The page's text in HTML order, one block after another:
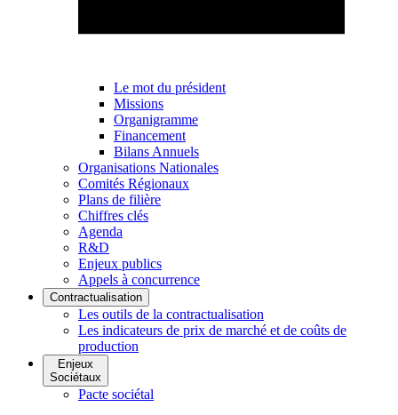
Le mot du président
Missions
Organigramme
Financement
Bilans Annuels
Organisations Nationales
Comités Régionaux
Plans de filière
Chiffres clés
Agenda
R&D
Enjeux publics
Appels à concurrence
Contractualisation
Les outils de la contractualisation
Les indicateurs de prix de marché et de coûts de
production
Enjeux
Sociétaux
Pacte sociétal